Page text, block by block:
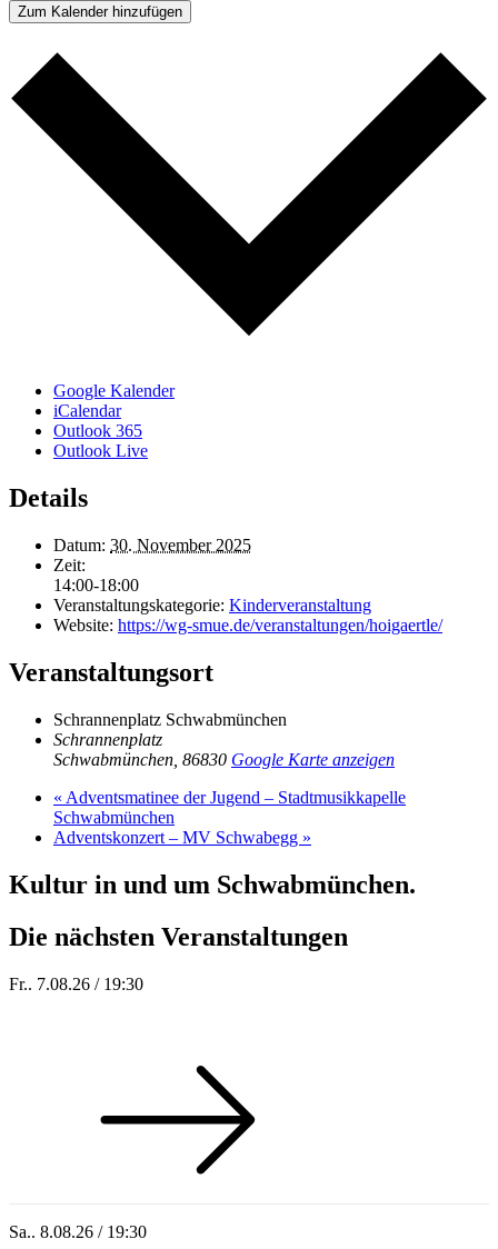
Zum Kalender hinzufügen
Google Kalender
iCalendar
Outlook 365
Outlook Live
Details
Datum: 30. November 2025
Zeit:
14:00-18:00
Veranstaltungskategorie: Kinderveranstaltung
Website: https://wg-smue.de/veranstaltungen/hoigaertle/
Veranstaltungsort
Schrannenplatz Schwabmünchen
Schrannenplatz
Schwabmünchen 86830 Google Karte anzeigen
« Adventsmatinee der Jugend – Stadtmusikkapelle
Schwabmünchen
Adventskonzert – MV Schwabegg »
Kultur in und um Schwabmünchen.
Die nächsten Veranstaltungen
Fr.. 7.08.26 / 19:30
Sa.. 8.08.26 / 19:30